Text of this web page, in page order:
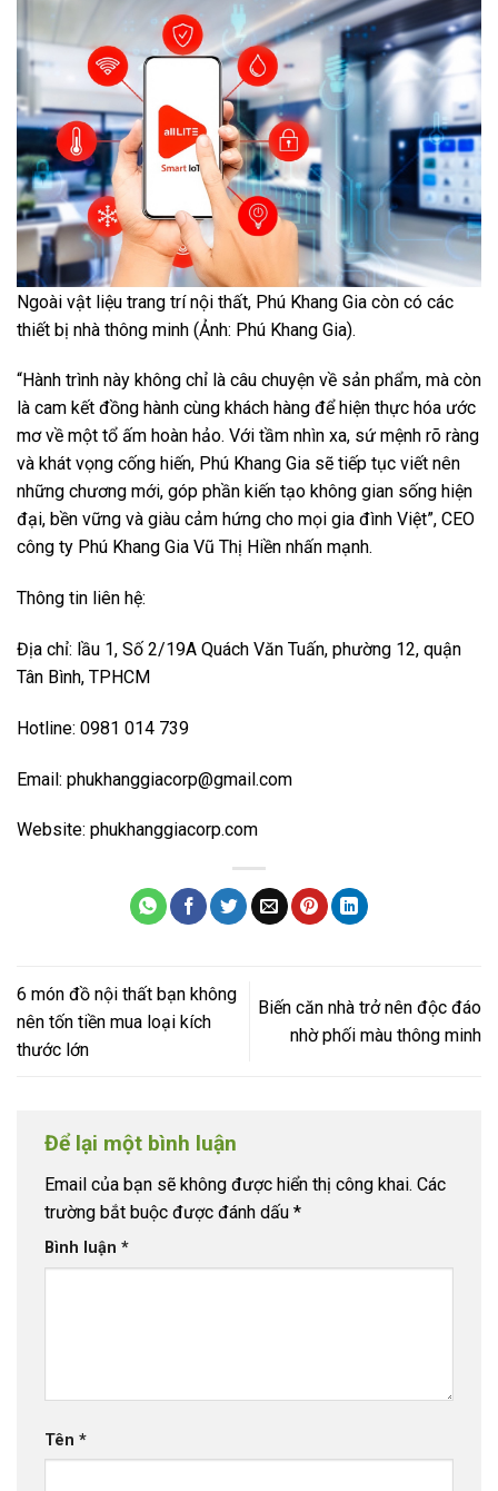
Ngoài vật liệu trang trí nội thất, Phú Khang Gia còn có các
thiết bị nhà thông minh (Ảnh: Phú Khang Gia).
“Hành trình này không chỉ là câu chuyện về sản phẩm, mà còn
là cam kết đồng hành cùng khách hàng để hiện thực hóa ước
mơ về một tổ ấm hoàn hảo. Với tầm nhìn xa, sứ mệnh rõ ràng
và khát vọng cống hiến, Phú Khang Gia sẽ tiếp tục viết nên
những chương mới, góp phần kiến tạo không gian sống hiện
đại, bền vững và giàu cảm hứng cho mọi gia đình Việt”, CEO
công ty Phú Khang Gia Vũ Thị Hiền nhấn mạnh.
Thông tin liên hệ:
Địa chỉ: lầu 1, Số 2/19A Quách Văn Tuấn, phường 12, quận
Tân Bình, TPHCM
Hotline: 0981 014 739
Email: phukhanggiacorp@gmail.com
Website: phukhanggiacorp.com
6 món đồ nội thất bạn không
nên tốn tiền mua loại kích
thước lớn
Biến căn nhà trở nên độc đáo
nhờ phối màu thông minh
Để lại một bình luận
Email của bạn sẽ không được hiển thị công khai. Các
trường bắt buộc được đánh dấu *
Bình luận *
Tên *